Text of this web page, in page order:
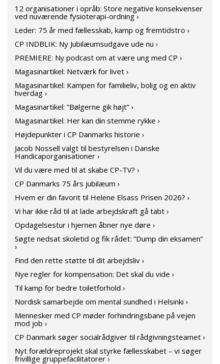
12 organisationer i opråb: Store negative konsekvenser
ved nuværende fysioterapi-ordning ›
Leder: 75 år med fællesskab, kamp og fremtidstro ›
CP INDBLIK: Ny Jubilæumsudgave ude nu ›
PREMIERE: Ny podcast om at være ung med CP ›
Magasinartikel: Netværk for livet ›
Magasinartikel: Kampen for familieliv, bolig og en aktiv
hverdag ›
Magasinartikel: ”Bølgerne gik højt” ›
Magasinartikel: Her kan din stemme rykke ›
Højdepunkter i CP Danmarks historie ›
Jacob Nossell valgt til bestyrelsen i Danske
Handicaporganisationer ›
Vil du være med til at skabe CP-TV? ›
CP Danmarks 75 års jubilæum ›
Hvem er din favorit til Helene Elsass Prisen 2026? ›
Vi har ikke råd til at lade arbejdskraft gå tabt ›
Opdagelsestur i hjernen åbner nye døre ›
Søgte nedsat skoletid og fik rådet: ”Dump din eksamen”
›
Find den rette støtte til dit arbejdsliv ›
Nye regler for kompensation: Det skal du vide ›
Til kamp for bedre toiletforhold ›
Nordisk samarbejde om mental sundhed i Helsinki ›
Mennesker med CP møder forhindringsbane på vejen
mod job ›
CP Danmark søger socialrådgiver til rådgivningsteamet ›
Nyt forældreprojekt skal styrke fællesskabet – vi søger
frivillige gruppefacilitatorer ›